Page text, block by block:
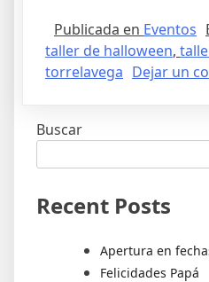
Publicada en Eventos
taller de halloween,
torrelavega Dejar un
Buscar
Recent Posts
Apertura en
Felicidades Papá